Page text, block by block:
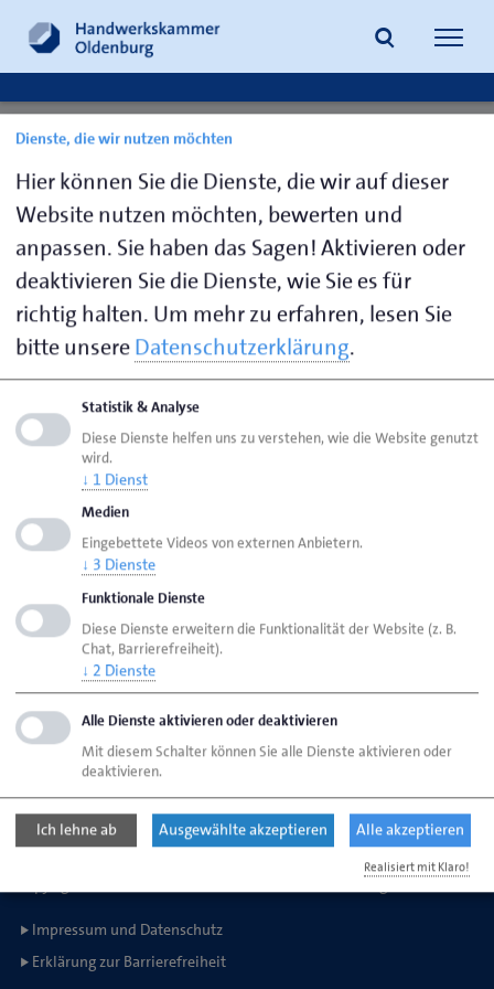
Ansprechpartner:
Sachkundeprüfungen
Seite empfehlen
Seite drucken
Seiteaktualisiert am 31. Juli 2026
Handwerkskammer Oldenburg
Ansprechpartner
Sachkundeprüfungen
Handwerkskammer Oldenburg
Theaterwall 32
26122 Oldenburg
Telefon: 0441 232-0
info@hwk-oldenburg.de
Copyright © 2014-2026 Handwerkskammer Oldenburg
Impressum und Datenschutz
Erklärung zur Barrierefreiheit
Dienste, die wir nutzen möchten
Hier können Sie die Dienste, die wir auf dieser
Website nutzen möchten, bewerten und
anpassen. Sie haben das Sagen! Aktivieren oder
deaktivieren Sie die Dienste, wie Sie es für
richtig halten. Um mehr zu erfahren, lesen Sie
bitte unsereDatenschutzerklärung.
Statistik & Analyse
Diese Dienste helfen uns zu verstehen, wie die Website genutzt
wird.
↓ 1 Dienst
Medien
Eingebettete Videos von externen Anbietern.
↓ 3 Dienste
Funktionale Dienste
Diese Dienste erweitern die Funktionalität der Website (z. B.
Chat, Barrierefreiheit).
↓ 2 Dienste
Alle Dienste aktivieren oder deaktivieren
Mit diesem Schalter können Sie alle Dienste aktivieren oder
deaktivieren.
Ich lehne ab Ausgewählte akzeptieren Alle akzeptieren
Realisiert mit Klaro!